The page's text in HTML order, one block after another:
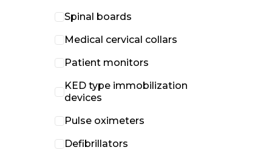
Spinal boards
Medical cervical collars
Patient monitors
KED type immobilization
devices
Pulse oximeters
Defibrillators